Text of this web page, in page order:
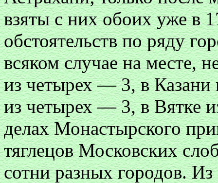
взяты с них обоих уже в
обстоятельств по ряду
всяком случае на месте,
из четырех — 3, в
из четырех — 3, в Вятке
делах Монастырского
тяглецов Московских
сотни разных городов.